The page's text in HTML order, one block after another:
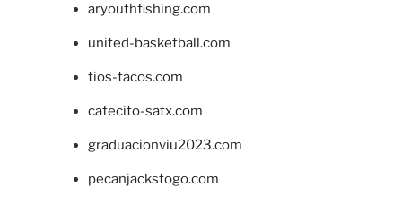
aryouthfishing.com
united-basketball.com
tios-tacos.com
cafecito-satx.com
graduacionviu2023.com
pecanjackstogo.com